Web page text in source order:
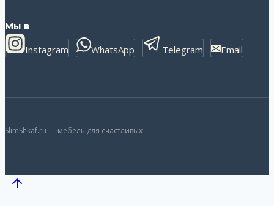
Мы в
Instagram WhatsApp Telegram Email
SlimShkaf.ru — мебель для счастливых